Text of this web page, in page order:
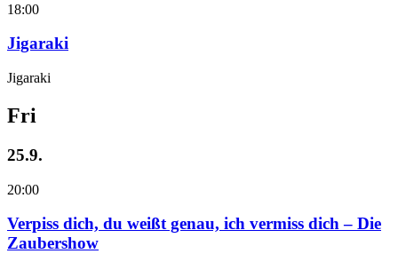
18:00
Jigaraki
Jigaraki
Fri
25.9.
20:00
Verpiss dich, du weißt genau, ich vermiss dich – Die
Zaubershow